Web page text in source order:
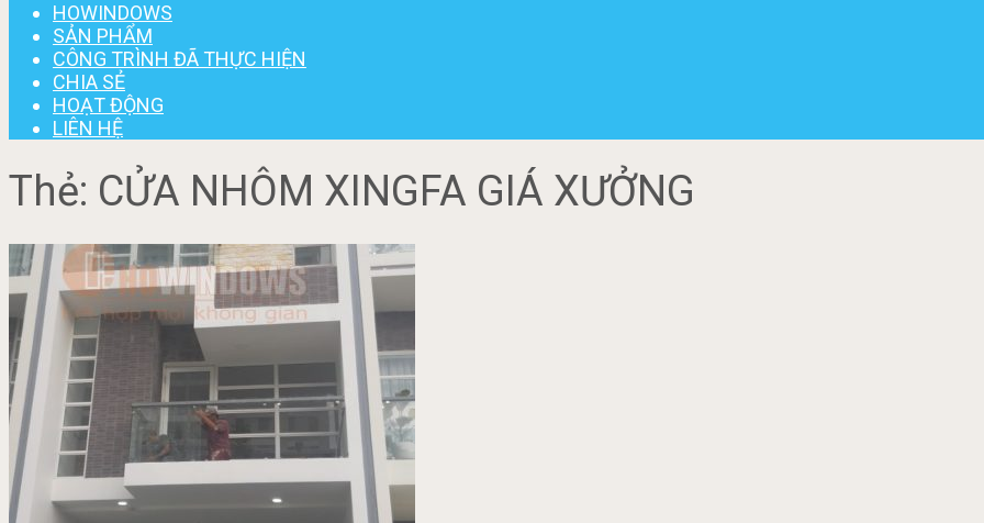
HOWINDOWS
SẢN PHẨM
CÔNG TRÌNH ĐÃ THỰC HIỆN
CHIA SẺ
HOẠT ĐỘNG
LIÊN HỆ
Thẻ: CỬA NHÔM XINGFA GIÁ XƯỞNG